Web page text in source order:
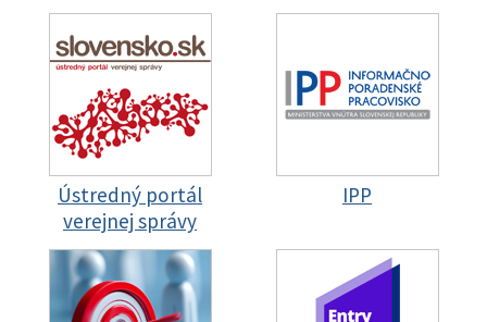
Ústredný portál
verejnej správy
IPP